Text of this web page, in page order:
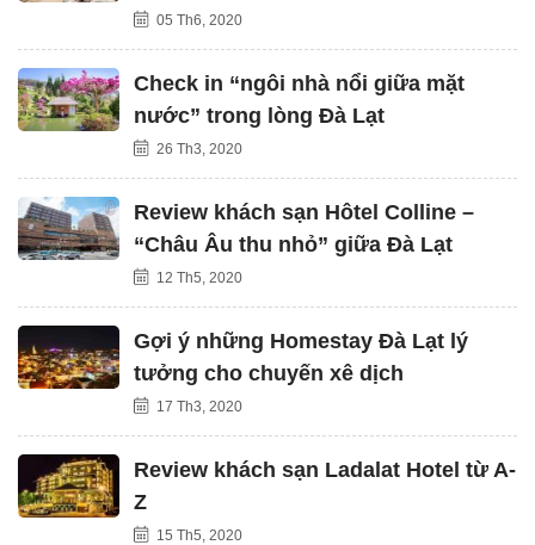
05 Th6, 2020
Check in “ngôi nhà nổi giữa mặt
nước” trong lòng Đà Lạt
26 Th3, 2020
Review khách sạn Hôtel Colline –
“Châu Âu thu nhỏ” giữa Đà Lạt
12 Th5, 2020
Gợi ý những Homestay Đà Lạt lý
tưởng cho chuyến xê dịch
17 Th3, 2020
Review khách sạn Ladalat Hotel từ A-
Z
15 Th5, 2020